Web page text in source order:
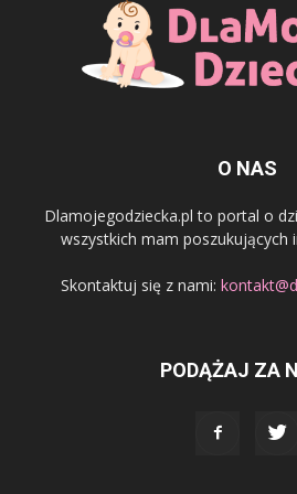
O NAS
Dlamojegodziecka.pl to portal o
wszystkich mam poszukujących
Skontaktuj się z nami:
PODĄŻAJ ZA